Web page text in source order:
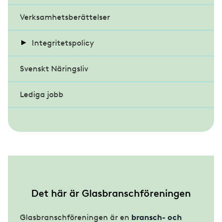
Fasaddagen 2023
Glasdagen
Glasdagen 2022
Föreningsmöte och kongress
Föreningsmöte 2026
Kvinnligt nätverk
Studieresor/temadagar
Almedalsveckan
Verksamhetsberättelser
Integritetspolicy
Behandling av personuppgifter
Svenskt Näringsliv
Lediga jobb
Det här är Glasbranschföreningen
Glasbranschföreningen är en bransch- och